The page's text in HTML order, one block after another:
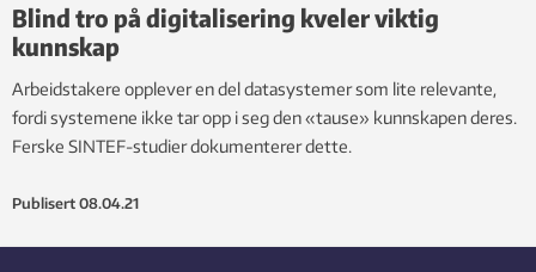
Blind tro på digitalisering kveler viktig
kunnskap
Arbeidstakere opplever en del datasystemer som lite relevante,
fordi systemene ikke tar opp i seg den «tause» kunnskapen deres.
Ferske SINTEF-studier dokumenterer dette.
Publisert 08.04.21